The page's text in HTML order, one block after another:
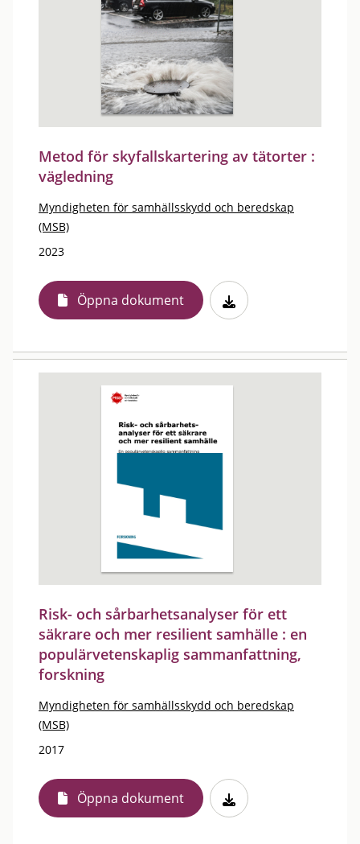
Metod för skyfallskartering av tätorter :
vägledning
Myndigheten för samhällsskydd och beredskap
(MSB)
2023
Öppna dokument
Risk- och sårbarhetsanalyser för ett
säkrare och mer resilient samhälle : en
populärvetenskaplig sammanfattning,
forskning
Myndigheten för samhällsskydd och beredskap
(MSB)
2017
Öppna dokument